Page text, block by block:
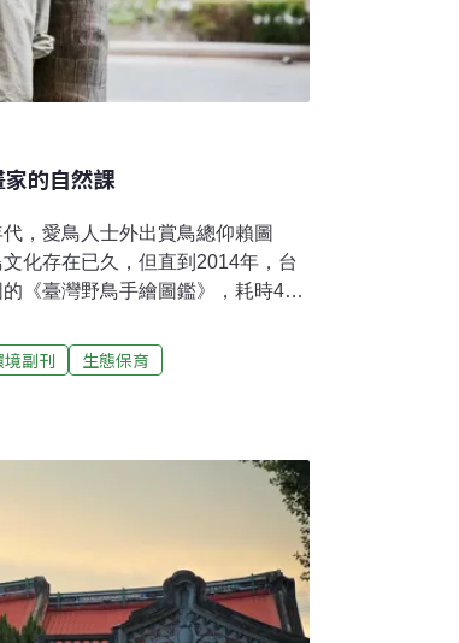
的自然課
，愛鳥人士外出賞鳥總仰賴圖
化存在已久，但直到2014年，台
《臺灣野鳥手繪圖鑑》，耗時4
種鳥類的李政霖，未曾受過系統
不斷練習，終成為生態插畫家。
師，是小學時的一位自然老師。
學教育學系畢業後，李政霖理所
說自己當時只是名代課的「流浪
書。但李政霖毫不諱言，在彰化
教學風氣，他內心感到非常痛
境副刊
生態保育